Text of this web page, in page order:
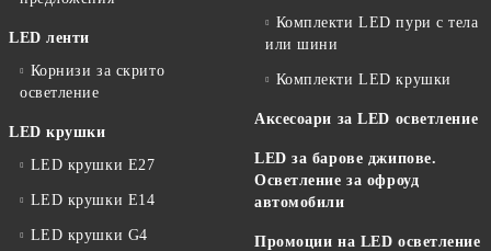
LED ленти
Корнизи за скрито
осветление
LED крушки
LED крушки E27
LED крушки E14
LED крушки G4
Комплекти LED пури с тела
или шини
Комплекти LED крушки
Аксесоари за LED осветление
LED за барове джипове.
Осветление за офроуд
автомобили
Промоции на LED осветление